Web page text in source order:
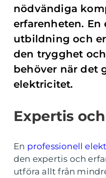
nödvändiga
erfarenheten.
utbildning och
den trygghet
behöver när det
elektricitet.
Expertis
En professionell
den expertis och
utföra allt från